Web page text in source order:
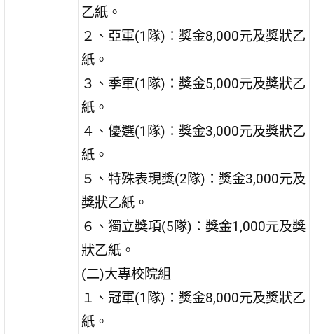
乙紙。
２、亞軍(1隊)：獎金8,000元及獎狀乙
紙。
３、季軍(1隊)：獎金5,000元及獎狀乙
紙。
４、優選(1隊)：獎金3,000元及獎狀乙
紙。
５、特殊表現獎(2隊)：獎金3,000元及
獎狀乙紙。
６、獨立獎項(5隊)：獎金1,000元及獎
狀乙紙。
(二)大專校院組
１、冠軍(1隊)：獎金8,000元及獎狀乙
紙。